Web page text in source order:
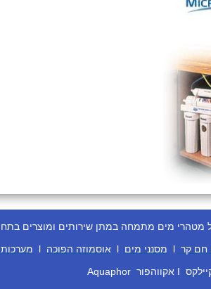
מים מתמחה במתן שירותים ומוצרים
חם קר מסנני מים אוסמוזה הפוכה
אקווהפור Aquaphor